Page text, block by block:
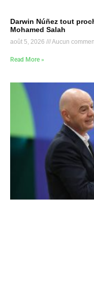
Darwin Núñez tout
Mohamed Salah
août 5, 2026 Aucun
Read More »